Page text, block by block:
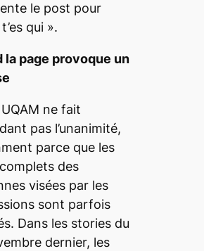
le post pour
qui ».
la page provoque un
ne fait
pas l’unanimité,
parce que les
des
visées par les
sont parfois
Dans les stories du
dernier, les